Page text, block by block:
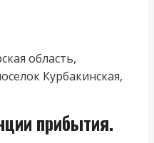
область,
Курбакинская,
прибытия.